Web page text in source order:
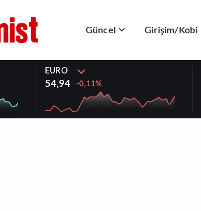
Güncel Girişim/Kobi
EURO
54,94 -0,11%